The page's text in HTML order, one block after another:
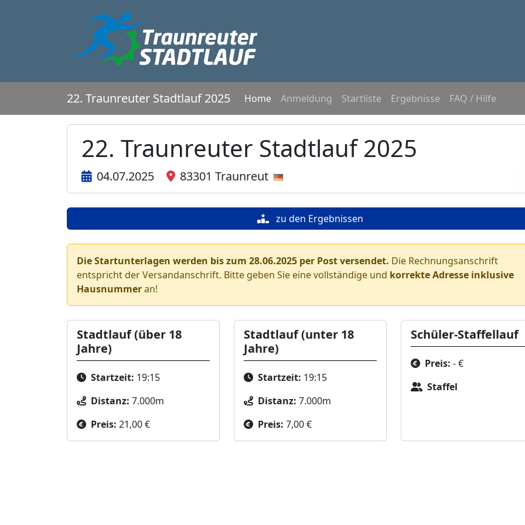
22. Traunreuter Stadtlauf 2025 Home Anmeldung Startliste Ergebnisse FAQ / Hilfe
22. Traunreuter Stadtlauf 2025
04.07.2025 83301 Traunreut
zu den Ergebnissen
Die Startunterlagen werden bis zum 28.06.2025 per Post versendet. Die Rechnungsanschrift
entspricht der Versandanschrift. Bitte geben Sie eine vollständige und korrekte Adresse inklusive
Hausnummeran!
Stadtlauf (über 18
Jahre)
Startzeit: 19:15
Distanz: 7.000m
Preis: 21,00 €
Stadtlauf (unter 18
Jahre)
Startzeit: 19:15
Distanz: 7.000m
Preis: 7,00 €
Schüler-Staffellauf
Preis: - €
Staffel